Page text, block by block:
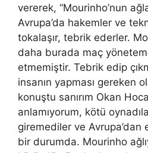
vererek, “Mourinho’nun
Avrupa’da hakemler ve
tokalaşır, tebrik ederler.
daha burada maç
etmemiştir. Tebrik edip
insanın yapması gereken
konuştu sanırım Okan
anlamıyorum, kötü
giremediler ve Avrupa’dan
bir durumda. Mourinho